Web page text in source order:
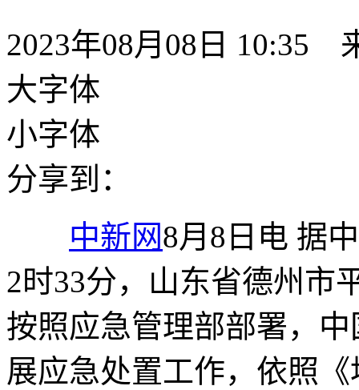
2023年08月08日 10:35
大字体
小字体
分享到：
中新网8月8日电 据
2时33分，山东省德州市
按照应急管理部部署，
展应急处置工作，依照